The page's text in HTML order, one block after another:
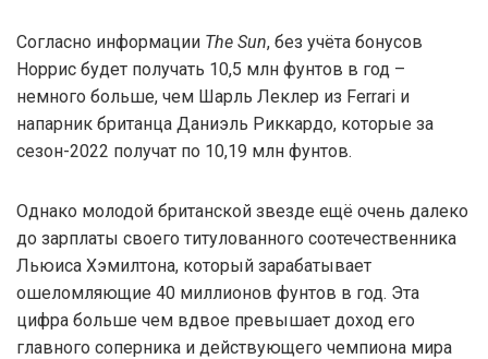
Согласно информации The Sun, без учёта бонусов
Норрис будет получать 10,5 млн фунтов в год –
немного больше, чем Шарль Леклер из Ferrari и
напарник британца Даниэль Риккардо, которые за
сезон-2022 получат по 10,19 млн фунтов.
Однако молодой британской звезде ещё очень далеко
до зарплаты своего титулованного соотечественника
Льюиса Хэмилтона, который зарабатывает
ошеломляющие 40 миллионов фунтов в год. Эта
цифра больше чем вдвое превышает доход его
главного соперника и действующего чемпиона мира